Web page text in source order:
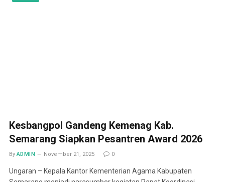
Kesbangpol Gandeng Kemenag Kab.
Semarang Siapkan Pesantren Award 2026
By ADMIN November 21, 2025 0
Ungaran – Kepala Kantor Kementerian Agama Kabupaten